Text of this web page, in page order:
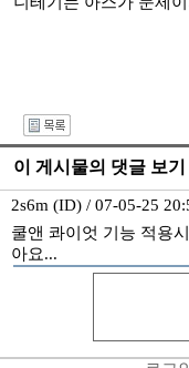
이 게시물의 댓글 보기
2s6m (ID) / 07-05-25
쿨앤 콰이엇 기능 적용
아요...